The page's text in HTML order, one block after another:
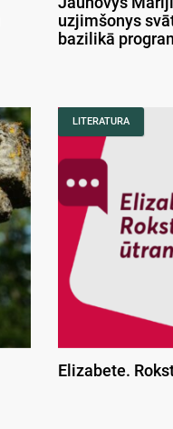
uzjimšonys
bazilikā
LITERATURA
Elizabete.